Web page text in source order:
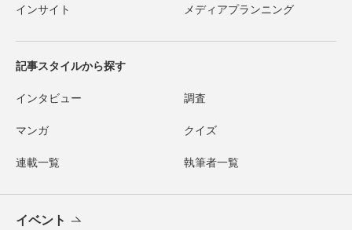
インサイト メディアプランニング
記事スタイルから探す
インタビュー 調査
マンガ クイズ
連載一覧 執筆者一覧
イベント